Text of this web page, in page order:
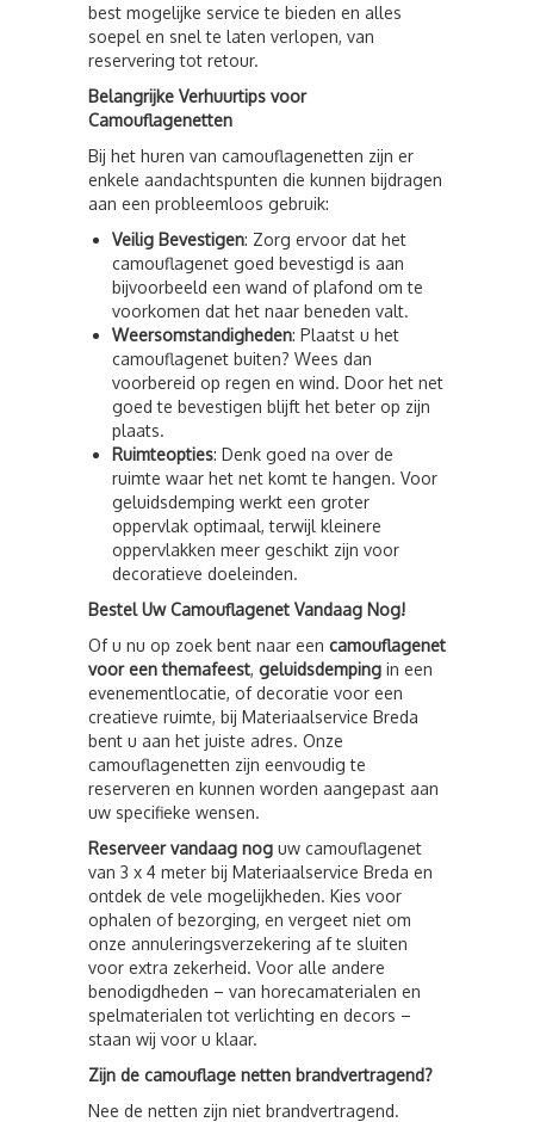
best mogelijke service te bieden en alles
soepel en snel te laten verlopen, van
reservering tot retour.
Belangrijke Verhuurtips voor
Camouflagenetten
Bij het huren van camouflagenetten zijn er
enkele aandachtspunten die kunnen bijdragen
aan een probleemloos gebruik:
Veilig Bevestigen: Zorg ervoor dat het
camouflagenet goed bevestigd is aan
bijvoorbeeld een wand of plafond om te
voorkomen dat het naar beneden valt.
Weersomstandigheden: Plaatst u het
camouflagenet buiten? Wees dan
voorbereid op regen en wind. Door het net
goed te bevestigen blijft het beter op zijn
plaats.
Ruimteopties: Denk goed na over de
ruimte waar het net komt te hangen. Voor
geluidsdemping werkt een groter
oppervlak optimaal, terwijl kleinere
oppervlakken meer geschikt zijn voor
decoratieve doeleinden.
Bestel Uw Camouflagenet Vandaag Nog!
Of u nu op zoek bent naar een camouflagenet
voor een themafeest, geluidsdemping in een
evenementlocatie, of decoratie voor een
creatieve ruimte, bij Materiaalservice Breda
bent u aan het juiste adres. Onze
camouflagenetten zijn eenvoudig te
reserveren en kunnen worden aangepast aan
uw specifieke wensen.
Reserveer vandaag nog uw camouflagenet
van 3 x 4 meter bij Materiaalservice Breda en
ontdek de vele mogelijkheden. Kies voor
ophalen of bezorging, en vergeet niet om
onze annuleringsverzekering af te sluiten
voor extra zekerheid. Voor alle andere
benodigdheden – van horecamaterialen en
spelmaterialen tot verlichting en decors –
staan wij voor u klaar.
Zijn de camouflage netten brandvertragend?
Nee de netten zijn niet brandvertragend.